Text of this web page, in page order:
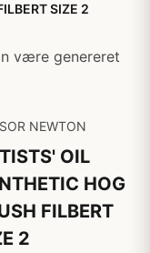
SIZE 2
være genereret
NEWTON
OIL
HOG
FILBERT
2